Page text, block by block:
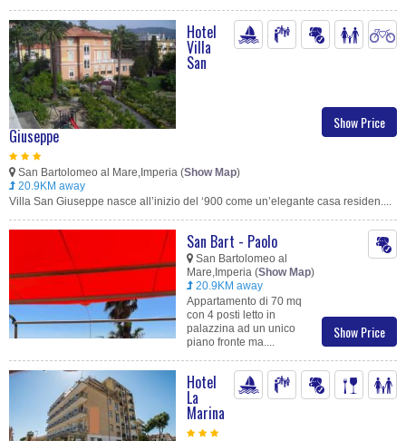
Show Price
Hotel
Villa
San
Giuseppe
San Bartolomeo al Mare,Imperia (Show Map)
20.9KM away
Villa San Giuseppe nasce all’inizio del ‘900 come un’elegante casa residen....
Show Price
San Bart - Paolo
San Bartolomeo al
Mare,Imperia (Show Map)
20.9KM away
Appartamento di 70 mq
con 4 posti letto in
palazzina ad un unico
piano fronte ma....
Hotel
La
Marina